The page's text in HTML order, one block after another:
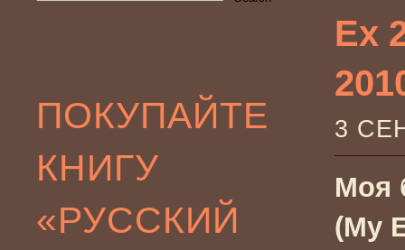
ПОКУПАЙТЕ
КНИГУ
«РУССКИЙ
Ex
3
Моя
(My